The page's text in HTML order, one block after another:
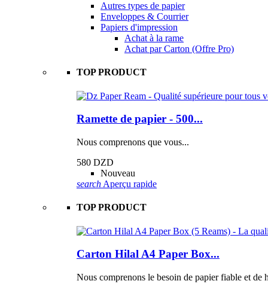
Autres types de papier
Enveloppes & Courrier
Papiers d'impression
Achat à la rame
Achat par Carton (Offre Pro)
TOP PRODUCT
Ramette de papier - 500...
Nous comprenons que vous...
580 DZD
Nouveau
search Aperçu rapide
TOP PRODUCT
Carton Hilal A4 Paper Box...
Nous comprenons le besoin de papier fiable et de